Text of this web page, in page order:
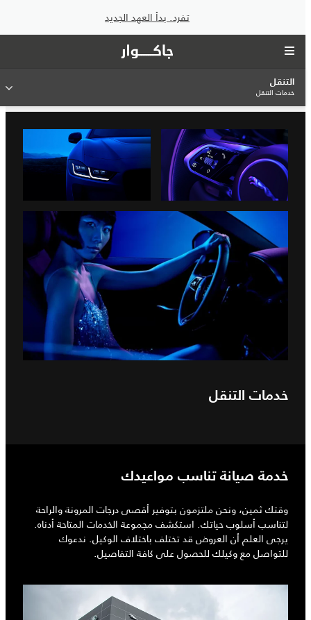
تفرد. بدأ العهد الجديد
التنقل
خدمات التنقل
خدمات التنقل
خدمة صيانة تناسب مواعيدك
وقتك ثمين، ونحن ملتزمون بتوفير أقصى درجات المرونة والراحة
لتناسب أسلوب حياتك. استكشف مجموعة الخدمات المتاحة أدناه.
يرجى العلم أن العروض قد تختلف باختلاف الوكيل. ندعوك
للتواصل مع وكيلك للحصول على كافة التفاصيل.